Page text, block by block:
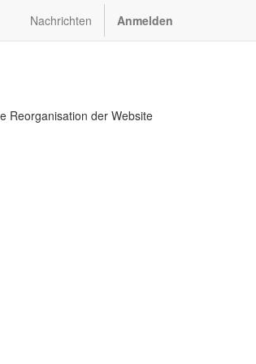
Nachrichten Anmelden
Reorganisation der Website